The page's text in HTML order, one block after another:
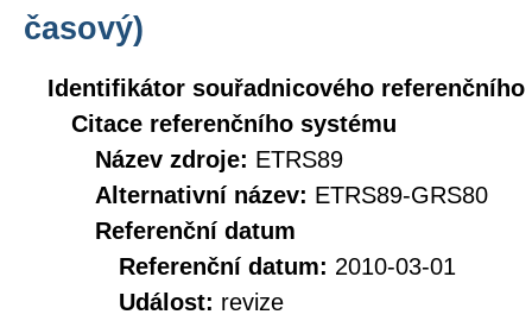
časový)
Identifikátor souřadnicového referenčního
Citace referenčního systému
Název zdroje: ETRS89
Alternativní název: ETRS89-GRS80
Referenční datum
Referenční datum: 2010-03-01
Událost: revize